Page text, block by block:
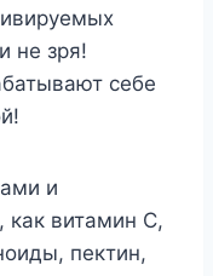
не зря!
себе
и
витамин С,
пектин,